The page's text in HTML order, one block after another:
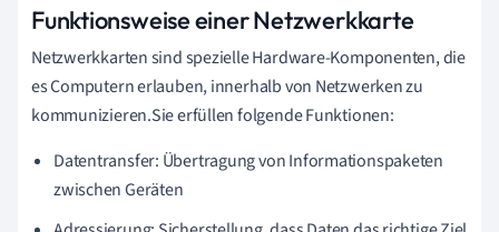
Funktionsweise einer Netzwerkkarte
Netzwerkkarten sind spezielle Hardware-Komponenten, die
es Computern erlauben, innerhalb von Netzwerken zu
kommunizieren.Sie erfüllen folgende Funktionen:
Datentransfer: Übertragung von Informationspaketen
zwischen Geräten